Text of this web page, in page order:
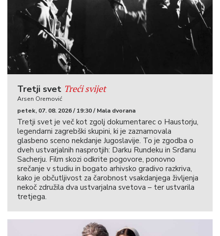
Tretji svet Treći svijet
Arsen Oremović
petek, 07. 08. 2026 / 19:30 / Mala dvorana
Tretji svet je več kot zgolj dokumentarec o Haustorju,
legendarni zagrebški skupini, ki je zaznamovala
glasbeno sceno nekdanje Jugoslavije. To je zgodba o
dveh ustvarjalnih nasprotjih: Darku Rundeku in Srđanu
Sacherju. Film skozi odkrite pogovore, ponovno
srečanje v studiu in bogato arhivsko gradivo razkriva,
kako je občutljivost za čarobnost vsakdanjega življenja
nekoč združila dva ustvarjalna svetova – ter ustvarila
tretjega.